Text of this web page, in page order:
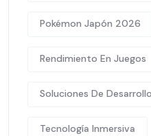
Pokémon Japón 2026
Rendimiento En Juegos
Soluciones De
Tecnología Inmersiva